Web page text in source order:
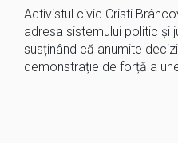
Activistul civic Cristi
adresa sistemului politic și
susținând că anumite
demonstrație de forță a